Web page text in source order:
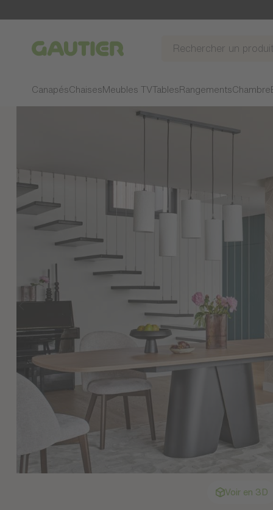
Gautier
CanapésChaises Meubles TVTables RangementsChambre
Voir en 3D